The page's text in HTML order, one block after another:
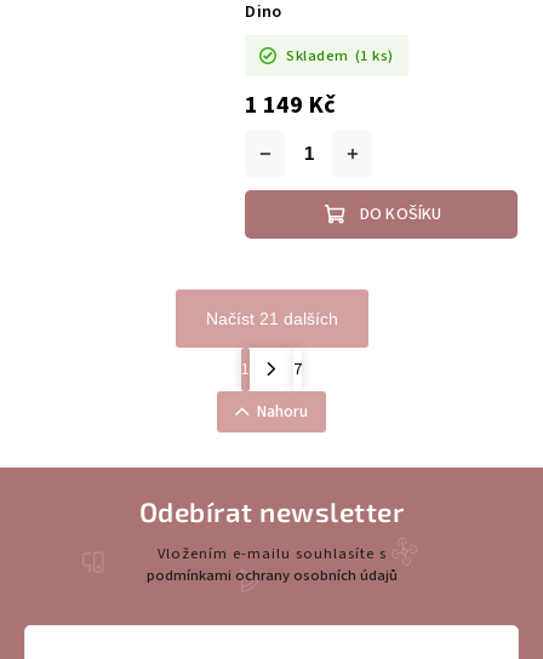
Dino
Skladem (1 ks)
1 149 Kč
DO KOŠÍKU
Načíst 21 dalších
1
7
Nahoru
Odebírat newsletter
Vložením e-mailu souhlasíte s
podmínkami ochrany osobních údajů